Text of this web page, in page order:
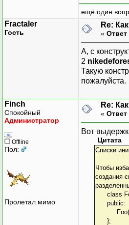
ещё один
Fractaler
Гость
Re:
« Ответ
А, с
2
Такую
пожалуйста.
Finch
Спокойный
Администратор
Offline
Пол:
Пролетал мимо
Re:
« Ответ
Вот
Цитата
Списки
Чтобы
создания
class
public:
};